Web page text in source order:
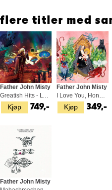
flere titler med
Kjøp
Father John Misty
Greatish Hits - LTD (2LP)
749,- Kjøp
Father John Misty
I Love You, Honeybear:10th… - LTD (LP)
349,-
Father John Misty